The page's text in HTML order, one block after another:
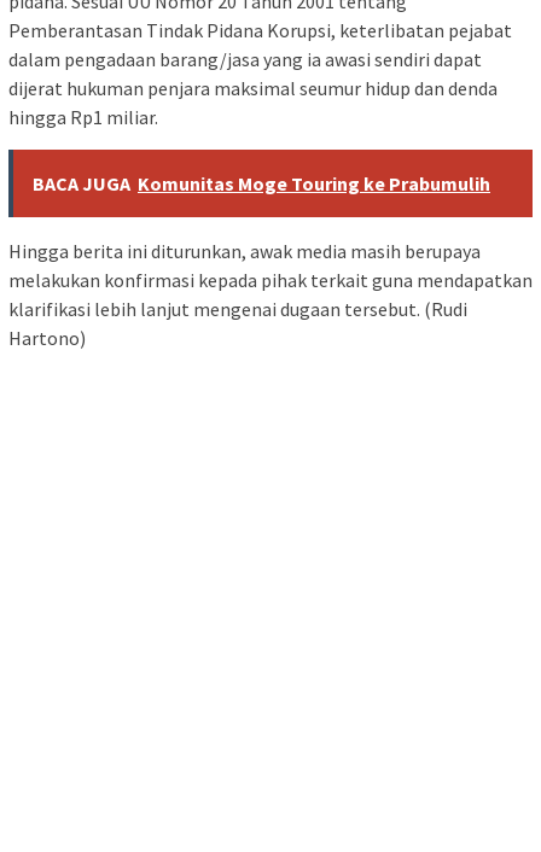
Pemberantasan Tindak Pidana Korupsi, keterlibatan pejabat
dalam pengadaan barang/jasa yang ia awasi sendiri dapat
dijerat hukuman penjara maksimal seumur hidup dan denda
hingga Rp1 miliar.
BACA JUGA Komunitas Moge Touring ke Prabumulih
Hingga berita ini diturunkan, awak media masih berupaya
melakukan konfirmasi kepada pihak terkait guna mendapatkan
klarifikasi lebih lanjut mengenai dugaan tersebut. (Rudi
Hartono)